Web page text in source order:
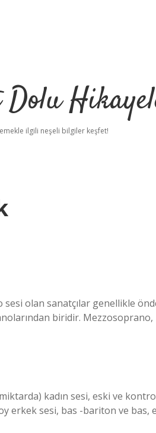
ilgili neşeli bilgiler keşfet!
olan sanatçılar genellikle
biridir. Mezzosoprano,
kadın sesi, eski ve
erkek sesi, bas -bariton ve bas,